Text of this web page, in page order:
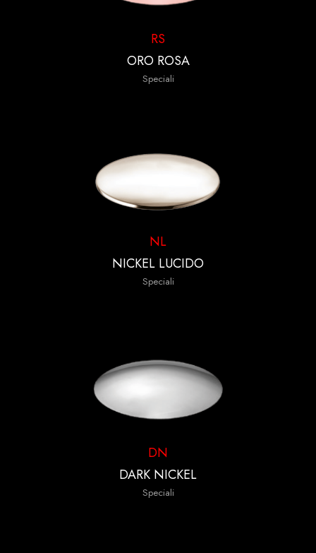
RS
ORO ROSA
Speciali
NL
NICKEL LUCIDO
Speciali
DN
DARK NICKEL
Speciali